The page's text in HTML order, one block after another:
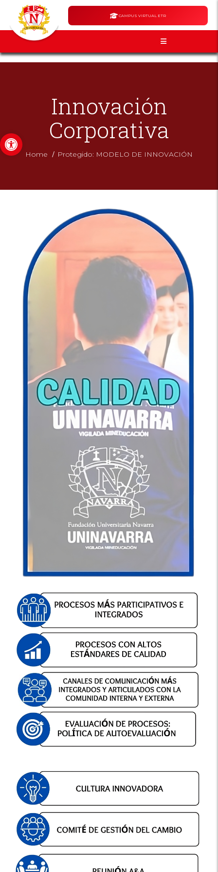
Abrir barra de herramientas
CAMPUS VIRTUAL ETR
Innovación
Corporativa
Home / Protegido: MODELO DE INNOVACIÓN